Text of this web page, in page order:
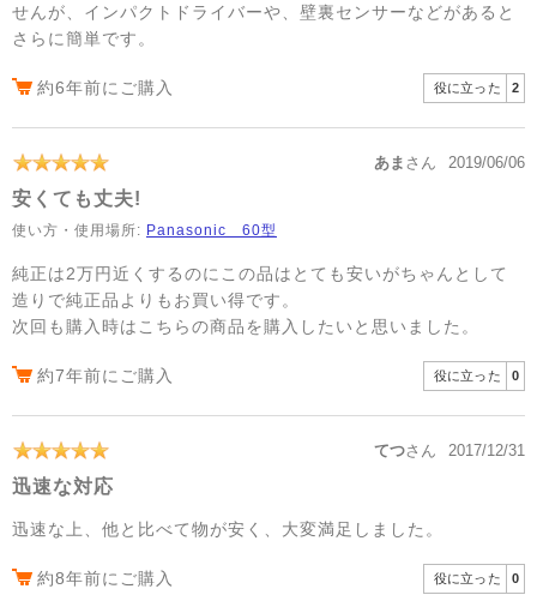
せんが、インパクトドライバーや、壁裏センサーなどがあると
さらに簡単です。
約6年前にご購入 役に立った 2
あま さん 2019/06/06
安くても丈夫!
使い方・使用場所: Panasonic 60型
純正は2万円近くするのにこの品はとても安いがちゃんとして
造りで純正品よりもお買い得です。
次回も購入時はこちらの商品を購入したいと思いました。
約7年前にご購入 役に立った 0
てつさん 2017/12/31
迅速な対応
迅速な上、他と比べて物が安く、大変満足しました。
約8年前にご購入 役に立った 0